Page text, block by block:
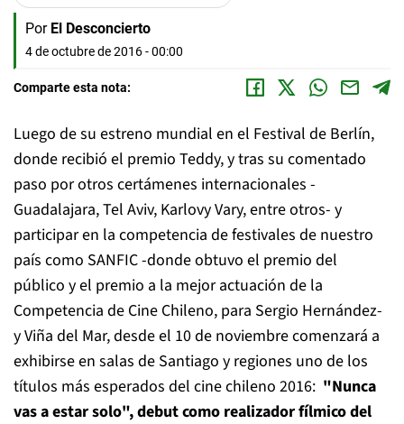
Por El Desconcierto
4 de octubre de 2016 - 00:00
Comparte esta nota:
Luego de su estreno mundial en el Festival de Berlín,
donde recibió el premio Teddy, y tras su comentado
paso por otros certámenes internacionales -
Guadalajara, Tel Aviv, Karlovy Vary, entre otros- y
participar en la competencia de festivales de nuestro
país como SANFIC -donde obtuvo el premio del
público y el premio a la mejor actuación de la
Competencia de Cine Chileno, para Sergio Hernández-
y Viña del Mar, desde el 10 de noviembre comenzará a
exhibirse en salas de Santiago y regiones uno de los
títulos más esperados del cine chileno 2016: "Nunca
vas a estar solo", debut como realizador fílmico del